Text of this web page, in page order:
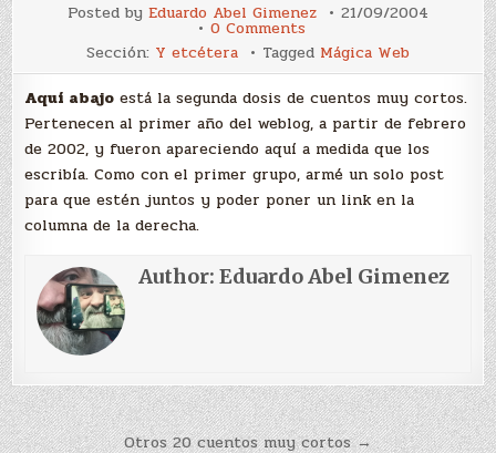
Posted by Eduardo Abel Gimenez 21/09/2004
0 Commentson
Aquí
abajo
Sección: Y etcétera Tagged Mágica Web
Aquí abajo está la segunda dosis de cuentos muy cortos.
Pertenecen al primer año del weblog, a partir de febrero
de 2002, y fueron apareciendo aquí a medida que los
escribía. Como con el primer grupo, armé un solo post
para que estén juntos y poder poner un link en la
columna de la derecha.
Author:Eduardo Abel Gimenez
NavegaciónOtros 20 cuentos muy cortos →